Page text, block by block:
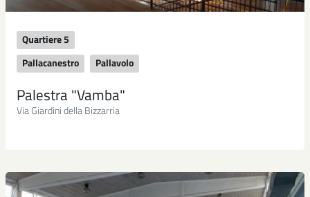
Quartiere 5
Pallacanestro
Pallavolo
Palestra "Vamba"
Via Giardini della Bizzarria